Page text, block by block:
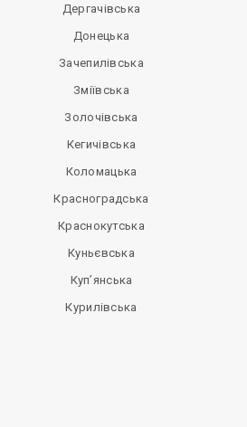
Дергачівська
Донецька
Зачепилівська
Зміївська
Золочівська
Кегичівська
Коломацька
Красноградська
Краснокутська
Куньєвська
Куп’янська
Курилівська